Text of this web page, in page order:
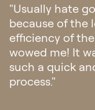
week. The clinic
felt a sense of
the clinic. Staff
professional.
attentive.
experience!